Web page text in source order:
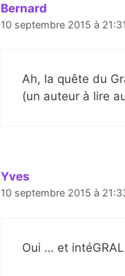
Bernard
10 septembre 2015 à 21:31
Ah, la quête du
(un auteur à lire
Yves
10 septembre 2015 à
Oui … et